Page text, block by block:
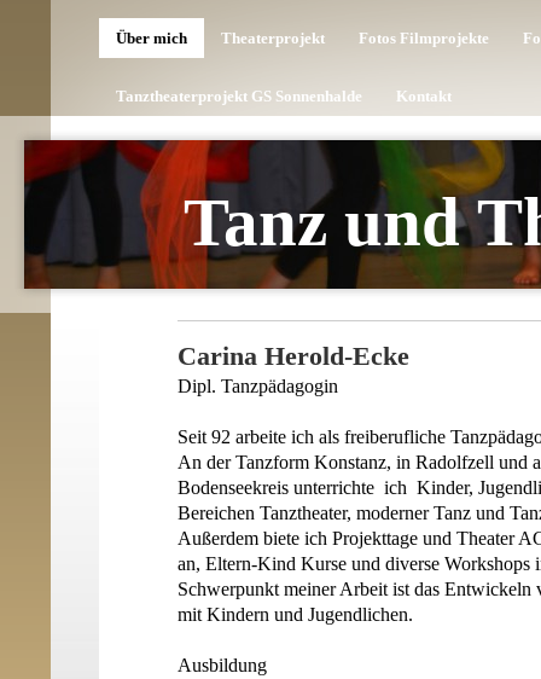
Über mich Theaterprojekt Fotos Filmprojekte
Tanztheaterprojekt GS Sonnenhalde Kontakt
Tanz und
Carina Herold-Ecke
Dipl. Tanzpädagogin
Seit 92 arbeite ich als freiberufliche
An der Tanzform Konstanz, in Radolfzell und
Bodenseekreis unterrichte ich Kinder,
Bereichen Tanztheater, moderner Tanz und
Außerdem biete ich Projekttage und Theater
an, Eltern-Kind Kurse und diverse Workshops
Schwerpunkt meiner Arbeit ist das Entwickeln
mit Kindern und Jugendlichen.
Ausbildung